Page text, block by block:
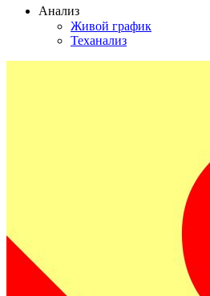
Анализ
Живой график
Теханализ